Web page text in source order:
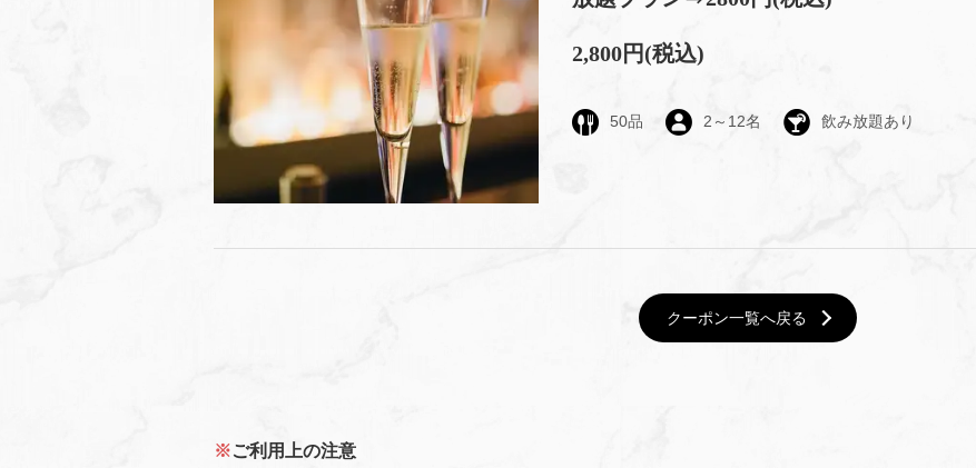
2,800円(税込)
50品 2～12名 飲み放題あり
クーポン一覧へ戻る
ご利用上の注意